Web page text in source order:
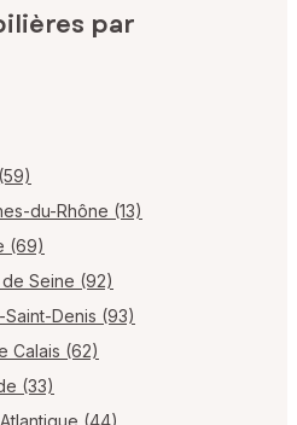
par
du-Rhône (13)
(69)
Seine (92)
Denis (93)
Calais (62)
(33)